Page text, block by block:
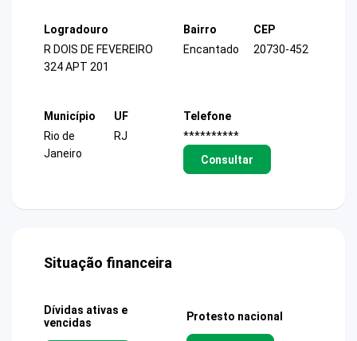
Logradouro
R DOIS DE FEVEREIRO
324 APT 201
Bairro
Encantado
CEP
20730-452
Município
Rio de
Janeiro
UF
RJ
Telefone
**********
Consultar
Situação financeira
Dívidas ativas e
vencidas
Protesto nacional